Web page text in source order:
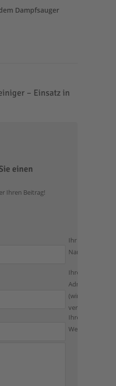
Dampfsauger
– Einsatz in
einen
Ihren Beitrag!
Ihr
Name*
Ihre E-Mail-
Adresse*
(wird nicht
veröffentlicht)
Ihre
Website